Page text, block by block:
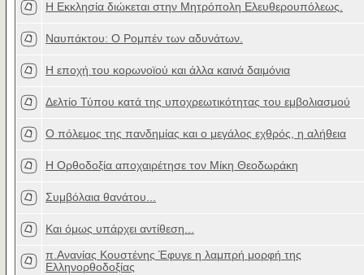
Η Εκκλησία διώκεται στην Μητρόπολη Ελευθερουπόλεως.
Ναυπάκτου: Ο Ρομπέν των αδυνάτων.
Η εποχή του κορωνοϊού και άλλα καινά δαιμόνια
Δελτίο Τύπου κατά της υποχρεωτικότητας του εμβολιασμού
Ο πόλεμος της πανδημίας και ο μεγάλος εχθρός, η αλήθεια
Η Ορθοδοξία αποχαιρέτησε τον Μίκη Θεοδωράκη
Συμβόλαια θανάτου...
Και όμως υπάρχει αντίθεση...
π.Ανανίας Κουστένης Έφυγε η λαμπρή μορφή της
Ελληνορθοδοξίας